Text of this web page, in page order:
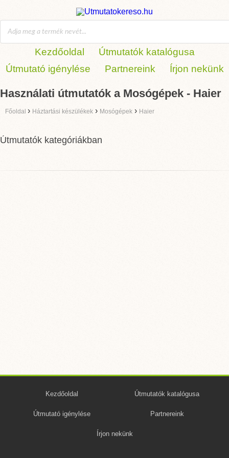
Kezdőoldal
Útmutatók katalógusa
Útmutató igénylése
Partnereink Írjon nekünk
Használati útmutatók a Mosógépek - Haier
Főoldal › Háztartási készülékek › Mosógépek › Haier
Útmutatók kategóriákban
Kezdőoldal Útmutatók katalógusa
Útmutató igénylése Partnereink
Írjon nekünk